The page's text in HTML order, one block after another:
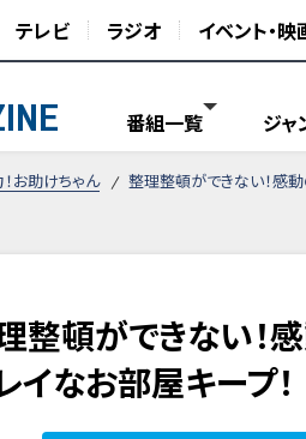
テレビ ラジオ イベント・映
番組一覧 ジャ
お助けちゃん 整理整頓ができない！感
整頓ができない！
イなお部屋キープ！